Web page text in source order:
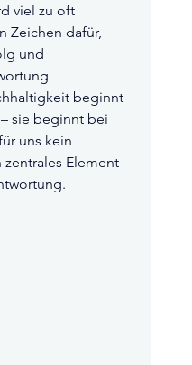
viel zu oft
Zeichen dafür,
und
beginnt
sie beginnt bei
uns kein
Element